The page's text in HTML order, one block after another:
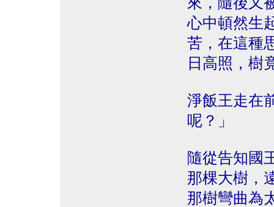
心中頓然生
苦，在這種
日高照，樹
淨飯王走在
呢？」
隨從告知國
那棵大樹，
那樹彎曲為